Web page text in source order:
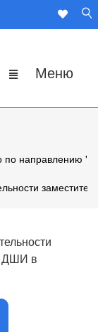
направлению
ДШИ в